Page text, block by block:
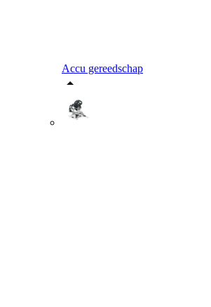
Accu gereedschap